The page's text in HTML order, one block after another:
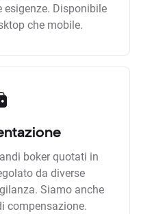
Disponibile
che mobile.
boker quotati in
da diverse
Siamo anche
compensazione.